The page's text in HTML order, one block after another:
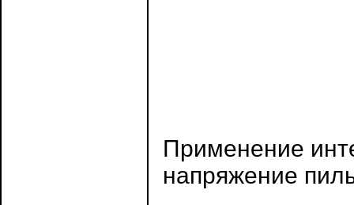
Применение
напряжение